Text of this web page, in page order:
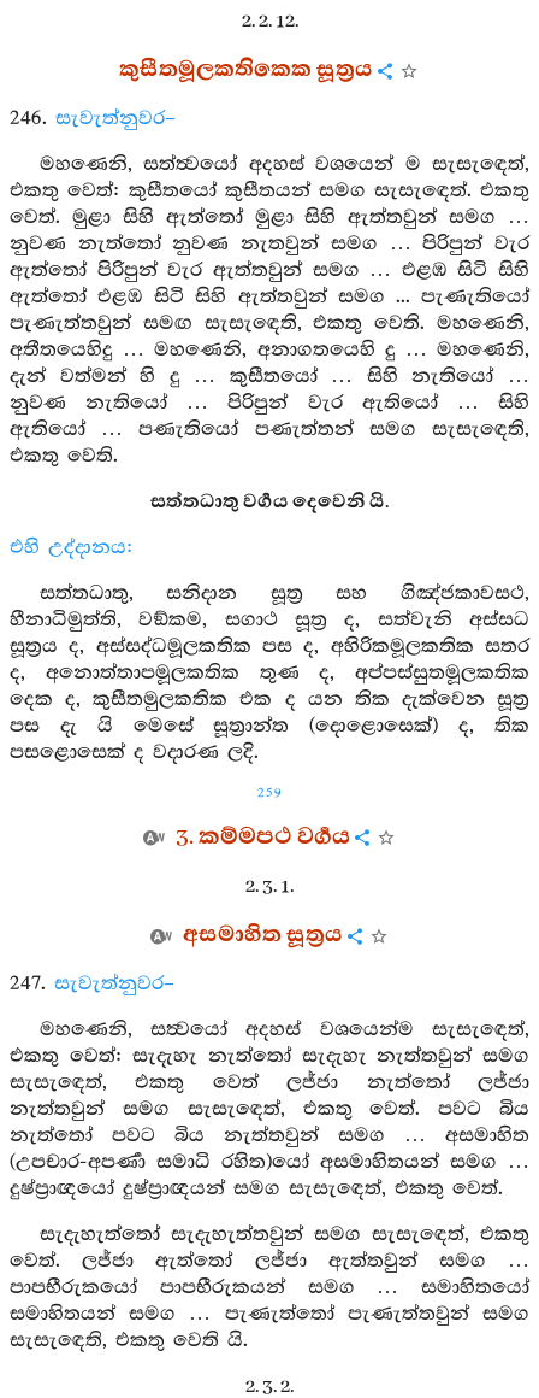
2. 2. 12.
කුසීතමූලකතිකෙක සූත්‍රය
246. සැවැත්නුවර–
මහණෙනි, සත්ත්‍වයෝ අදහස් වශයෙන් ම සැසැඳෙත්,
එකතු වෙත්: කුසීතයෝ කුසීතයන් සමග සැසැඳෙත්. එකතු
වෙත්. මුළා සිහි ඇත්තෝ මුළා සිහි ඇත්තවුන් සමග …
නුවණ නැත්තෝ නුවණ නැතවුන් සමග … පිරිපුන් වැර
ඇත්තෝ පිරිපුන් වැර ඇත්තවුන් සමග … එළඹ සිටි සිහි
ඇත්තෝ එළඹ සිටි සිහි ඇත්තවුන් සමග ... පැණැතියෝ
පැණැත්තවුන් සමඟ සැසැඳෙති, එකතු වෙති. මහණෙනි,
අතීතයෙහිදු … මහණෙනි, අනාගතයෙහි දු … මහණෙනි,
දැන් වත්මන් හි දු … කුසීතයෝ … සිහි නැතියෝ …
නුවණ නැතියෝ … පිරිපුන් වැර ඇතියෝ … සිහි
ඇතියෝ … පණැතියෝ පණැත්තන් සමග සැසැඳෙති,
එකතු වෙති.
සත්තධාතු වර්‍ගය දෙවෙනි යි.
එහි උද්දානය:
සත්තධාතු, සනිදාන සූත්‍ර සහ ගිඤ්ජකාවසථ,
හීනාධිමුත්ති, වඞ්කම, සගාථ සූත්‍ර ද, සත්වැනි අස්සධ
සූත්‍රය ද, අස්සද්ධමූලකතික පස ද, අහිරිකමූලකතික සතර
ද, අනොත්තාපමූලකතික තුණ ද, අප්පස්සුතමූලකතික
දෙක ද, කුසීතමුලකතික එක ද යන තික දැක්වෙන සූත්‍ර
පස දැ යි මෙසේ සූත්‍රාන්ත (දොළොසෙක්) ද, තික
පසළොසෙක් ද වදාරණ ලදි.
259
3. කම්මපථ වර්‍ගය
2. 3. 1.
අසමාහිත සූත්‍රය
247. සැවැත්නුවර–
මහණෙනි, සත්‍වයෝ අදහස් වශයෙන්ම සැසැඳෙත්,
එකතු වෙත්: සැදැහැ නැත්තෝ සැදැහැ නැත්තවුන් සමග
සැසැඳෙත්, එකතු වෙත් ලජ්ජා නැත්තෝ ලජ්ජා
නැත්තවුන් සමග සැසැඳෙත්, එකතු වෙත්. පවට බිය
නැත්තෝ පවට බිය නැත්තවුන් සමග … අසමාහිත
(උපචාර-අපර්‍ණා සමාධි රහිත)යෝ අසමාහිතයන් සමග …
දුෂ්ප්‍රාඥයෝ දුෂ්ප්‍රාඥයන් සමග සැසැඳෙත්, එකතු වෙත්.
සැදැහැත්තෝ සැදැහැත්තවුන් සමග සැසැඳෙත්, එකතු
වෙත්. ලජ්ජා ඇත්තෝ ලජ්ජා ඇත්තවුන් සමග …
පාපභීරුකයෝ පාපභීරුකයන් සමග … සමාහිතයෝ
සමාහිතයන් සමග … පැණැත්තෝ පැණැත්තවුන් සමග
සැසැඳෙති, එකතු වෙති යි.
2. 3. 2.